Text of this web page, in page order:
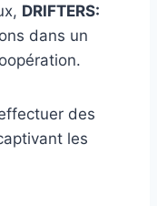
DRIFTERS:
dans un
des
les